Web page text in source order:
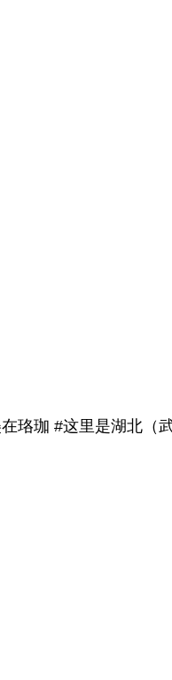
珞珈 #这里是湖北（